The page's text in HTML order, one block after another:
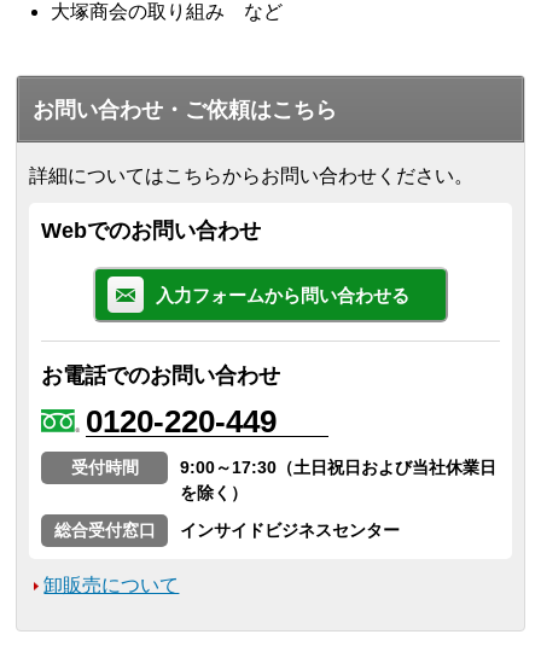
大塚商会の取り組み など
お問い合わせ・ご依頼はこちら
詳細についてはこちらからお問い合わせください。
Webでのお問い合わせ
入力フォームから問い合わせる
お電話でのお問い合わせ
0120-220-449
受付時間
9:00～17:30（土日祝日および当社休業日
を除く）
総合受付窓口
インサイドビジネスセンター
卸販売について